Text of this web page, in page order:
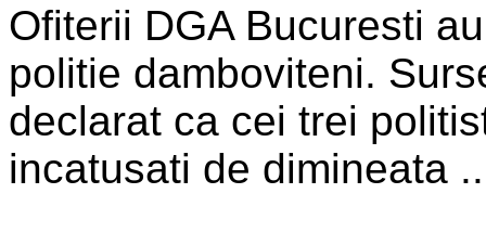
Ofiterii DGA Bucuresti
politie damboviteni.
declarat ca cei trei
incatusati de dimineata